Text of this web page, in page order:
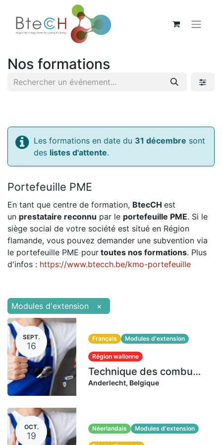
Nos formations
Les formations en date du 31 décembre sont
des listes d'attente.
Portefeuille PME
En tant que centre de formation, BtecCH est
un prestataire reconnu par le portefeuille PME. Si le
siège social de votre société est situé en Région
flamande, vous pouvez demander une subvention via
le portefeuille PME pour toutes nos formations. Plus
d'infos : https://www.btecch.be/kmo-portefeuille
Modules d'extension ×
SEPT.
16
Français Modules d'extension
Région wallonne
Technique des combustibles gazeux GI | 16-22-24-28-30 septembre 2026 (40 heures)
Anderlecht, Belgique
OCT.
19
Néerlandais Modules d'extension